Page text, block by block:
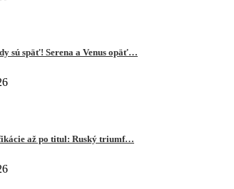
sú späť! Serena a Venus opäť…
až po titul: Ruský triumf…